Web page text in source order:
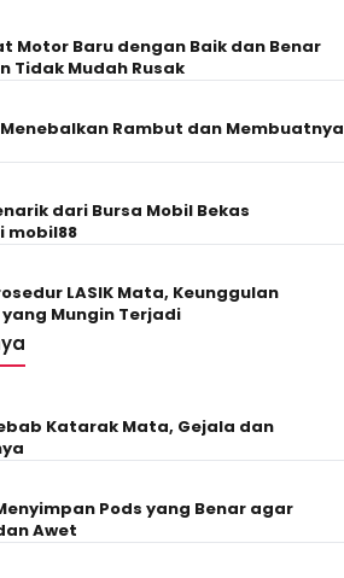
Motor Baru dengan Baik dan Benar
Tidak Mudah Rusak
Rambut dan Membuatnya
dari Bursa Mobil Bekas
mobil88
LASIK Mata, Keunggulan
Mungin Terjadi
Katarak Mata, Gejala dan
Pods yang Benar agar
Awet